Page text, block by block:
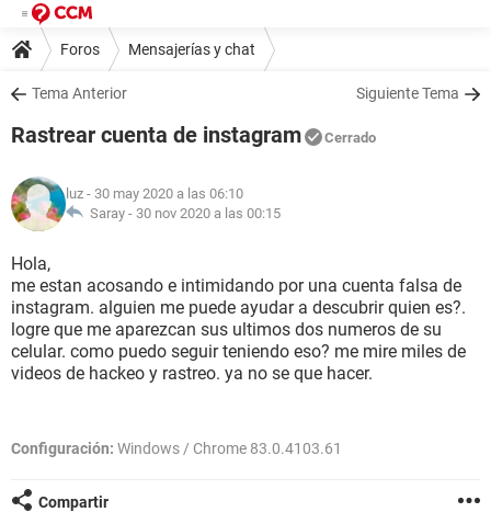
Foros Mensajerías y chat
Tema Anterior Siguiente Tema
Rastrear cuenta de instagram Cerrado
luz - 30 may 2020 a las 06:10
Saray - 30 nov 2020 a las 00:15
Hola,
me estan acosando e intimidando por una cuenta falsa de
instagram. alguien me puede ayudar a descubrir quien es?.
logre que me aparezcan sus ultimos dos numeros de su
celular. como puedo seguir teniendo eso? me mire miles de
videos de hackeo y rastreo. ya no se que hacer.
Configuración: Windows / Chrome 83.0.4103.61
Compartir